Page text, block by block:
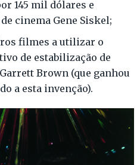
145 mil dólares e
cinema Gene Siskel;
filmes a utilizar o
de estabilização de
Brown (que ganhou
a esta invenção).